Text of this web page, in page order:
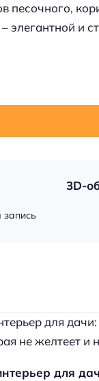
песочного,
элегантной и
3D-
для